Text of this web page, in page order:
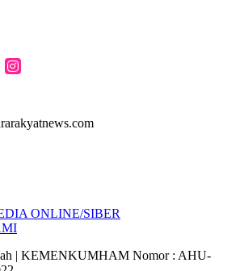
ONLINE/SIBER
| KEMENKUMHAM Nomor : AHU-